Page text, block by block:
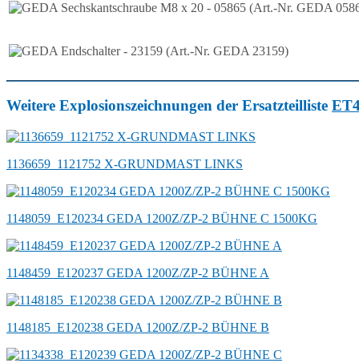
Weitere Explosionszeichnungen der Ersatzteilliste
1136659_1121752 X-GRUNDMAST LINKS
1148059_E120234 GEDA 1200Z/ZP-2 BÜHNE C 1500KG
1148459_E120237 GEDA 1200Z/ZP-2 BÜHNE A
1148185_E120238 GEDA 1200Z/ZP-2 BÜHNE B